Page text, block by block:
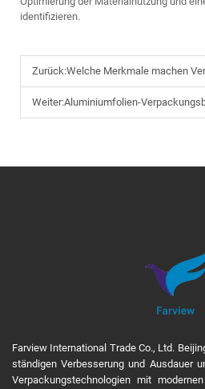
identifizieren.
Zurück:Welche Merkmale machen Verpackungen
Weiter:Aluminiumfolien-Verpackungsbeutel: Ein
Farview International Trade Co., Ltd.
ständigen Verbesserung und Ausdauer
Verpackungstechnologien mit